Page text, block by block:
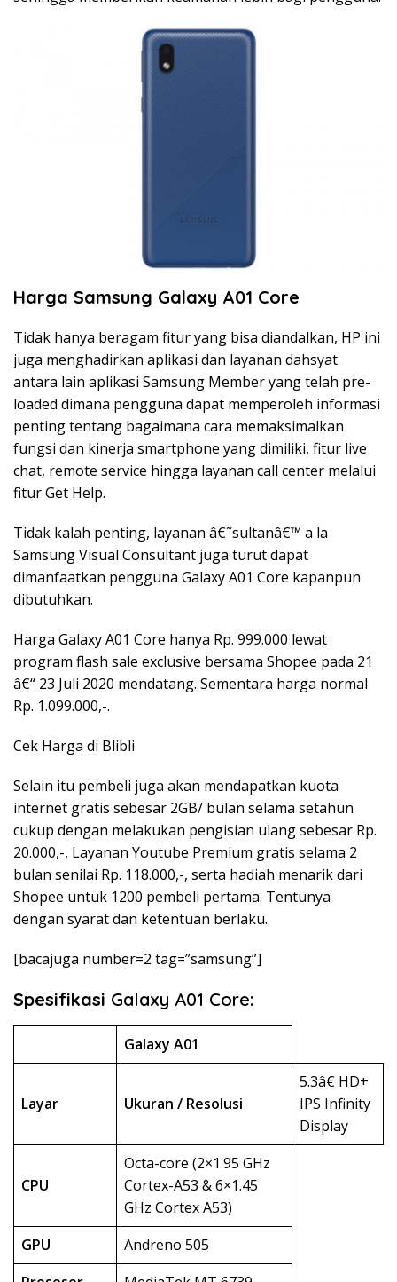
Harga Samsung Galaxy A01 Core
Tidak hanya beragam fitur yang bisa diandalkan, HP ini
juga menghadirkan aplikasi dan layanan dahsyat
antara lain aplikasi Samsung Member yang telah pre-
loaded dimana pengguna dapat memperoleh informasi
penting tentang bagaimana cara memaksimalkan
fungsi dan kinerja smartphone yang dimiliki, fitur live
chat, remote service hingga layanan call center melalui
fitur Get Help.
Tidak kalah penting, layanan â€˜sultanâ€™ a la
Samsung Visual Consultant juga turut dapat
dimanfaatkan pengguna Galaxy A01 Core kapanpun
dibutuhkan.
Harga Galaxy A01 Core hanya Rp. 999.000 lewat
program flash sale exclusive bersama Shopee pada 21
â€“ 23 Juli 2020 mendatang. Sementara harga normal
Rp. 1.099.000,-.
Cek Harga di Blibli
Selain itu pembeli juga akan mendapatkan kuota
internet gratis sebesar 2GB/ bulan selama setahun
cukup dengan melakukan pengisian ulang sebesar Rp.
20.000,-, Layanan Youtube Premium gratis selama 2
bulan senilai Rp. 118.000,-, serta hadiah menarik dari
Shopee untuk 1200 pembeli pertama. Tentunya
dengan syarat dan ketentuan berlaku.
[bacajuga number=2 tag=”samsung”]
Spesifikasi Galaxy A01 Core:
Galaxy A01
Layar Ukuran / Resolusi
5.3â€ HD+
IPS Infinity
Display
CPU
Octa-core (2×1.95 GHz
Cortex-A53 & 6×1.45
GHz Cortex A53)
GPU
Andreno 505